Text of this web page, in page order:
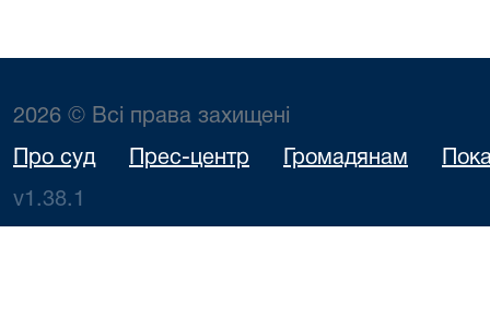
2026 © Всі права захищені
Про суд Прес-центр Громадянам
v1.38.1